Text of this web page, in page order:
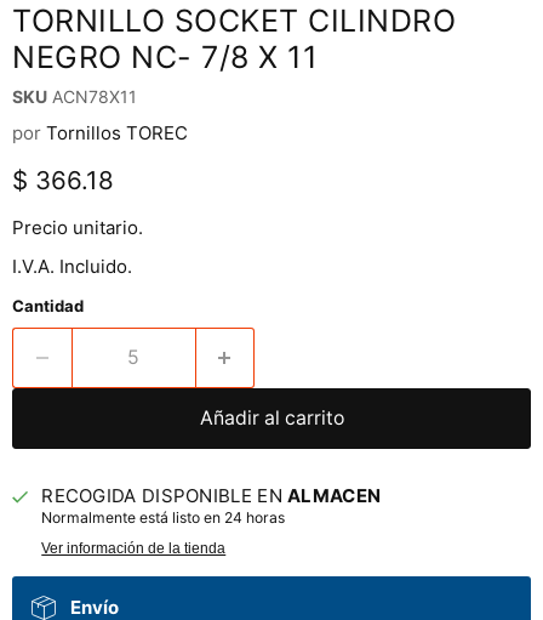
TORNILLO SOCKET CILINDRO
NEGRO NC- 7/8 X 11
SKU ACN78X11
por Tornillos TOREC
Precio actual
$ 366.18
Precio unitario.
I.V.A. Incluido.
Cantidad
Añadir al carrito
RECOGIDA DISPONIBLE ENALMACEN
Normalmente está listo en 24 horas
Ver información de la tienda
Envío